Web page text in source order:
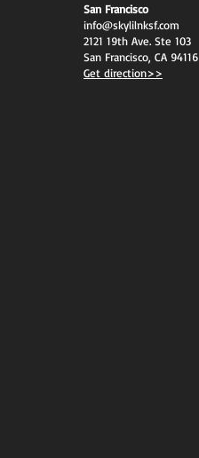
San Francisco
info@skylilnksf.com
2121 19th Ave. Ste 103
San Francisco, CA 94116
Get direction>>